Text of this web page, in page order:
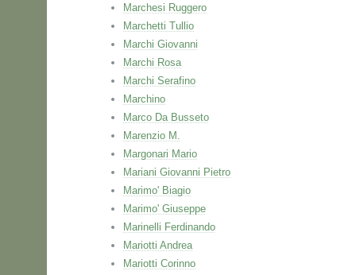
Marchesi Ruggero
Marchetti Tullio
Marchi Giovanni
Marchi Rosa
Marchi Serafino
Marchino
Marco Da Busseto
Marenzio M.
Margonari Mario
Mariani Giovanni Pietro
Marimo' Biagio
Marimo' Giuseppe
Marinelli Ferdinando
Mariotti Andrea
Mariotti Corinno